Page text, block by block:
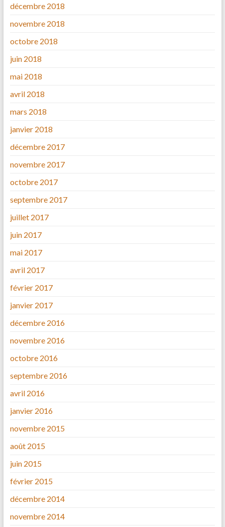
décembre 2018
novembre 2018
octobre 2018
juin 2018
mai 2018
avril 2018
mars 2018
janvier 2018
décembre 2017
novembre 2017
octobre 2017
septembre 2017
juillet 2017
juin 2017
mai 2017
avril 2017
février 2017
janvier 2017
décembre 2016
novembre 2016
octobre 2016
septembre 2016
avril 2016
janvier 2016
novembre 2015
août 2015
juin 2015
février 2015
décembre 2014
novembre 2014